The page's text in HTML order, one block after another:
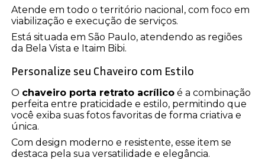
Atende em todo o território nacional, com foco em
viabilização e execução de serviços.
Está situada em São Paulo, atendendo as regiões
da Bela Vista e Itaim Bibi.
Personalize seu Chaveiro com Estilo
O chaveiro porta retrato acrílico é a combinação
perfeita entre praticidade e estilo, permitindo que
você exiba suas fotos favoritas de forma criativa e
única.
Com design moderno e resistente, esse item se
destaca pela sua versatilidade e elegância.